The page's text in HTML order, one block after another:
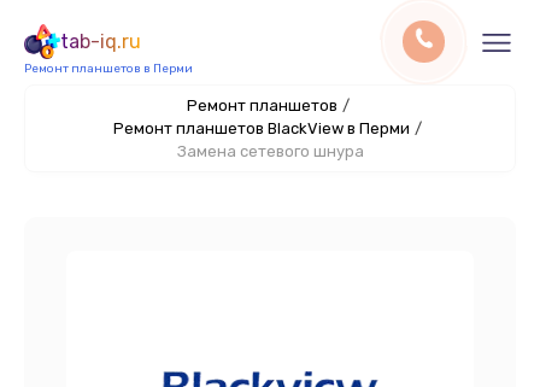
tab-iq.ru
Ремонт планшетов в Перми
Ремонт планшетов /
Ремонт планшетов BlackView в Перми /
Замена сетевого шнура